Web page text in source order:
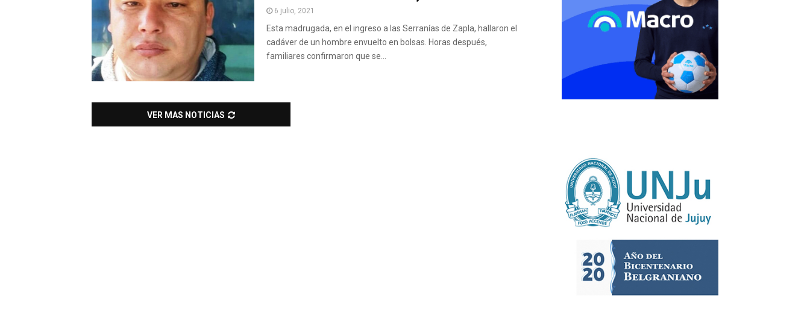
6 julio, 2021
Esta madrugada, en el ingreso a las Serranías de Zapla, hallaron el
cadáver de un hombre envuelto en bolsas. Horas después,
familiares confirmaron que se...
VER MAS NOTICIAS